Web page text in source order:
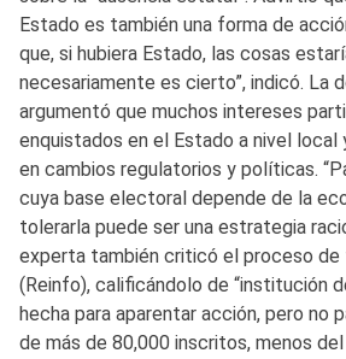
Estado es también una forma de
que, si hubiera Estado, las cosas
necesariamente es cierto”, indicó. La
argumentó que muchos intereses
enquistados en el Estado a nivel local
en cambios regulatorios y políticas.
cuya base electoral depende de la
tolerarla puede ser una estrategia
experta también criticó el proceso de
(Reinfo), calificándolo de “institución
hecha para aparentar acción, pero no
de más de 80,000 inscritos, menos